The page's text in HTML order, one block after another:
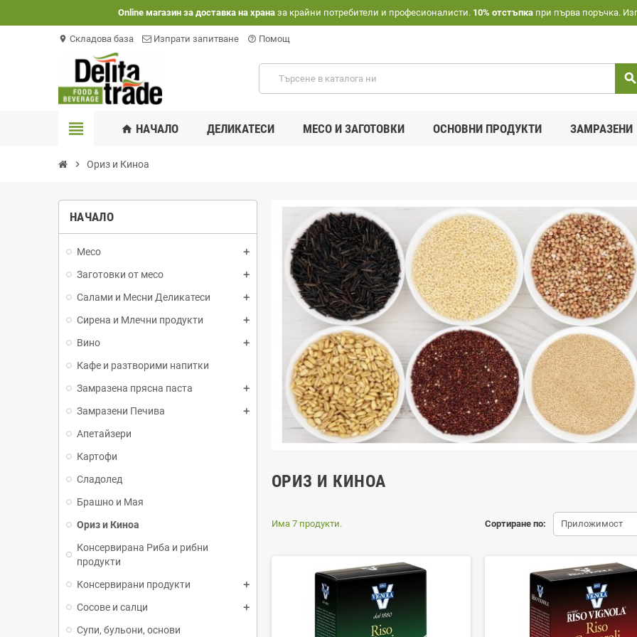
Оnline магазин за доставка на храназа крайни потребители и професионалисти. 10% отстъпкапри първа поръчка.
location_on Складова база Изпрати запитване help_outline Помощ
search
view_headline home НАЧАЛО ДЕЛИКАТЕСИ МЕСО И ЗАГОТОВКИ ОСНОВНИ ПРОДУКТИ ЗАМРАЗЕНИ
chevron_right Ориз и Киноа
НАЧАЛО
Месо
Заготовки от месо
Салами и Месни Деликатеси
Сирена и Млечни продукти
Вино
Кафе и разтворими напитки
Замразена прясна паста
Замразени Печива
Апетайзери
Картофи
Сладолед
Брашно и Мая
Ориз и Киноа
Консервирана Риба и рибни
продукти
Консервирани продукти
Сосове и салци
Супи, бульони, основи
ОРИЗ И КИНОА
Сортиране по: Приложимост
Има 7 продукти.